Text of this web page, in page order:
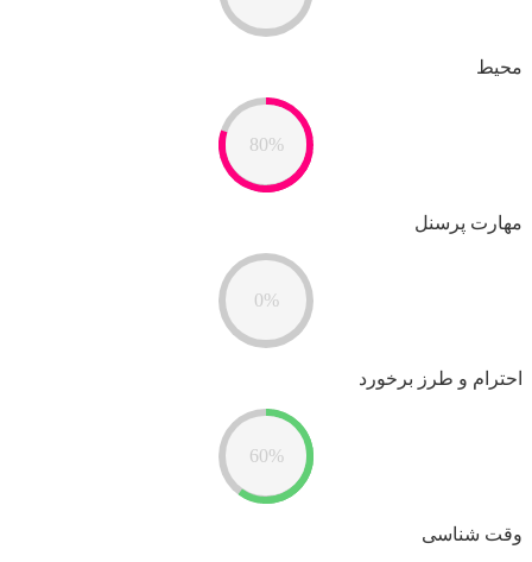
محیط
80%
مهارت پرسنل
0%
احترام و طرز برخورد
60%
وقت شناسی